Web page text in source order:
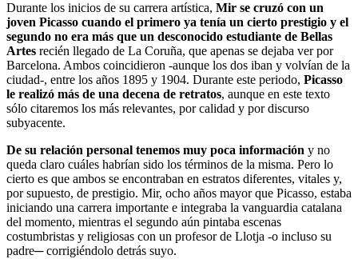
Durante los inicios de su carrera artística, Mir se cruzó con un
joven Picasso cuando el primero ya tenía un cierto prestigio y el
segundo no era más que un desconocido estudiante de Bellas
Artes recién llegado de La Coruña, que apenas se dejaba ver por
Barcelona. Ambos coincidieron -aunque los dos iban y volvían de la
ciudad-, entre los años 1895 y 1904. Durante este periodo, Picasso
le realizó más de una decena de retratos, aunque en este texto
sólo citaremos los más relevantes, por calidad y por discurso
subyacente.
De su relación personal tenemos muy poca información y no
queda claro cuáles habrían sido los términos de la misma. Pero lo
cierto es que ambos se encontraban en estratos diferentes, vitales y,
por supuesto, de prestigio. Mir, ocho años mayor que Picasso, estaba
iniciando una carrera importante e integraba la vanguardia catalana
del momento, mientras el segundo aún pintaba escenas
costumbristas y religiosas con un profesor de Llotja -o incluso su
padre─ corrigiéndolo detrás suyo.